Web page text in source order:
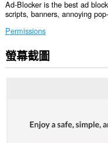
Ad-Blocker is the best ad
scripts, banners, annoying
Permissions
這
個
螢幕截圖